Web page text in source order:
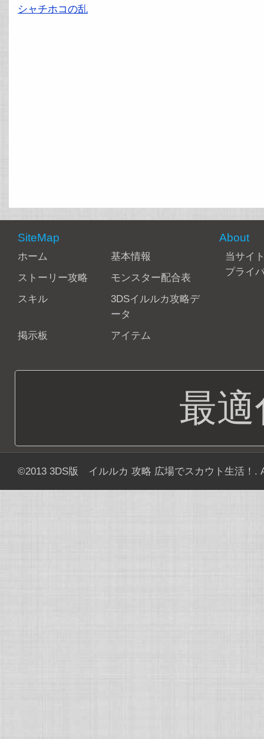
シャチホコの乱
SiteMap
ホーム
基本情報
ストーリー攻略
モンスター配合表
スキル
3DSイルルカ攻略デ
ータ
掲示板
アイテム
About
当サイ
プライ
最
©2013 3DS版 イルルカ 攻略 広場でスカウト生活！ .